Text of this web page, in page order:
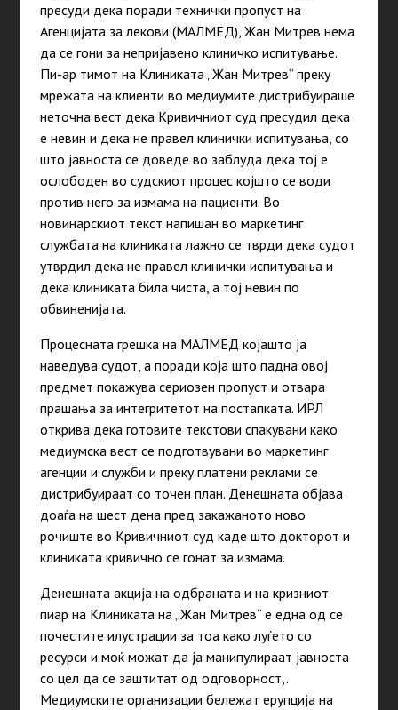
пресуди дека поради технички пропуст на
Агенцијата за лекови (МАЛМЕД), Жан Митрев нема
да се гони за непријавено клиничко испитување.
Пи-ар тимот на Клиниката „Жан Митрев“ преку
мрежата на клиенти во медиумите дистрибуираше
неточна вест дека Кривичниот суд пресудил дека
е невин и дека не правел клинички испитувања, со
што јавноста се доведе во заблуда дека тој е
ослободен во судскиот процес којшто се води
против него за измама на пациенти. Во
новинарскиот текст напишан во маркетинг
службата на клиниката лажно се тврди дека судот
утврдил дека не правел клинички испитувања и
дека клиниката била чиста, а тој невин по
обвиненијата.
Процесната грешка на МАЛМЕД којашто ја
наведува судот, а поради која што падна овој
предмет покажува сериозен пропуст и отвара
прашања за интегритетот на постапката. ИРЛ
открива дека готовите текстови спакувани како
медиумска вест се подготвувани во маркетинг
агенции и служби и преку платени реклами се
дистрибуираат со точен план. Денешната објава
доаѓа на шест дена пред закажаното ново
рочиште во Кривичниот суд каде што докторот и
клиниката кривично се гонат за измама.
Денешната акција на одбраната и на кризниот
пиар на Клиниката на „Жан Митрев“ е една од се
почестите илустрации за тоа како луѓето со
ресурси и моќ можат да ја манипулираат јавноста
со цел да се заштитат од одговорност,.
Медиумските организации бележат ерупција на